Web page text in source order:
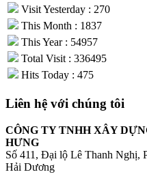
Visit Yesterday : 270
This Month : 1837
This Year : 54957
Total Visit : 336495
Hits Today : 475
Liên hệ với chúng tôi
CÔNG TY TNHH XÂY
HƯNG
Số 411, Đại lộ Lê Thanh Nghị,
Hải Dương